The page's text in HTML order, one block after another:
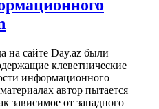
на сайте Day.az были
клеветнические
информационного
автор пытается
зависимое от западного